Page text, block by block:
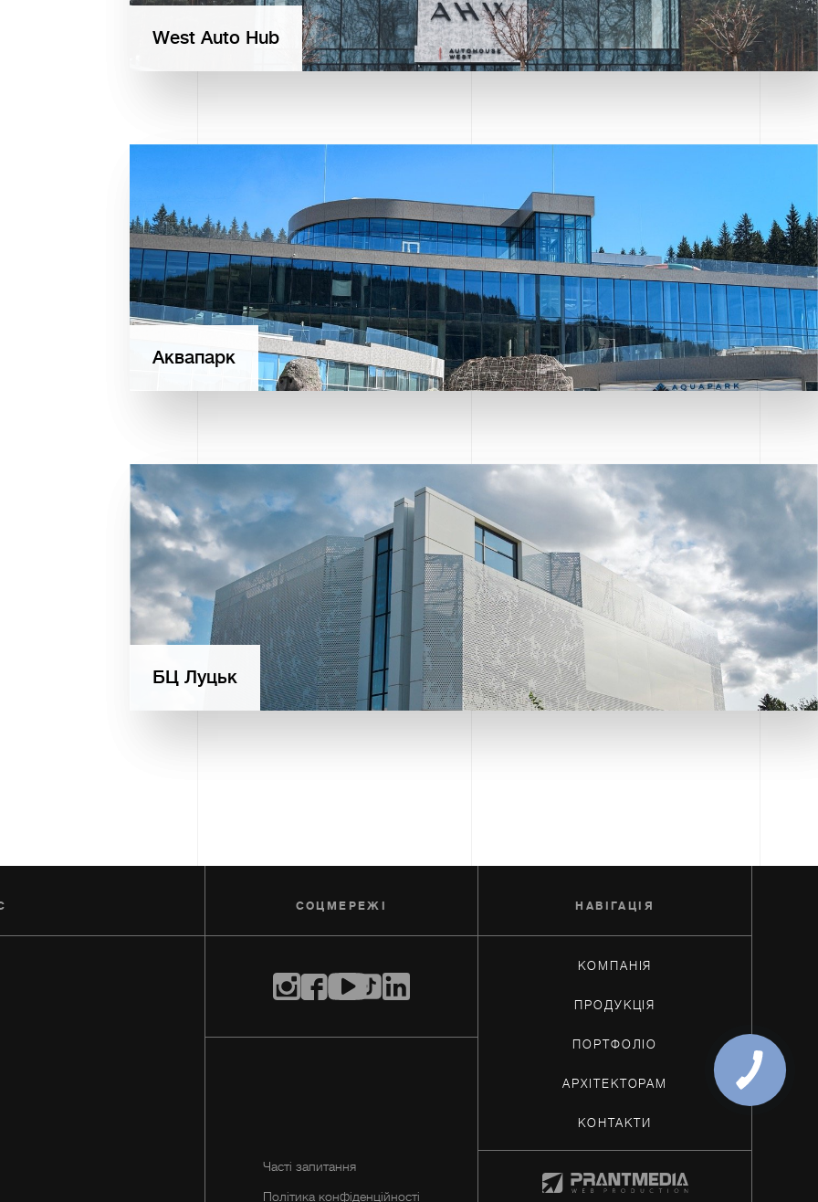
West Auto Hub
Аквапарк
БЦ Луцьк
СОЦМЕРЕЖI
Часті запитання
Політика конфіденційності
НАВIГАЦIЯ
КОМПАНІЯ
ПРОДУКЦІЯ
ПОРТФОЛІО
АРХIТЕКТОРАМ
КОНТАКТИ